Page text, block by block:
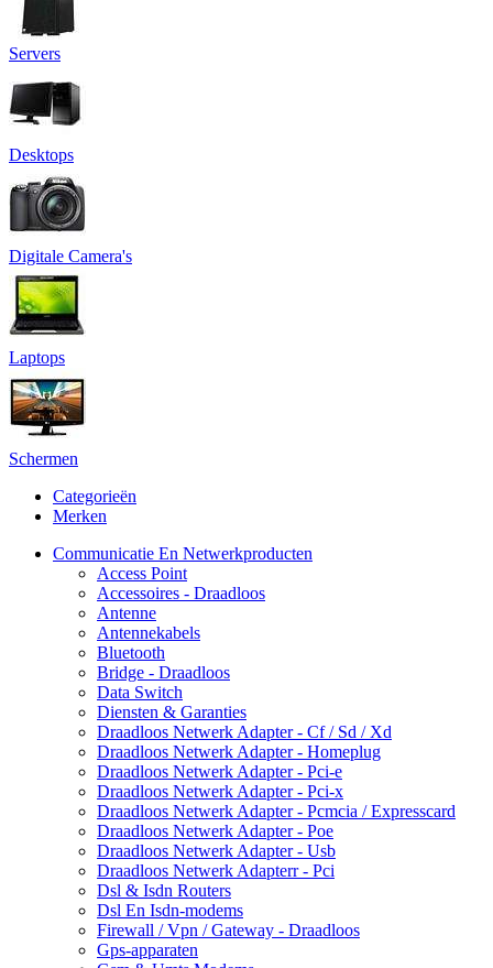
Servers
Desktops
Digitale Camera's
Laptops
Schermen
Categorieën
Merken
Communicatie En Netwerkproducten
Access Point
Accessoires - Draadloos
Antenne
Antennekabels
Bluetooth
Bridge - Draadloos
Data Switch
Diensten & Garanties
Draadloos Netwerk Adapter - Cf / Sd / Xd
Draadloos Netwerk Adapter - Homeplug
Draadloos Netwerk Adapter - Pci-e
Draadloos Netwerk Adapter - Pci-x
Draadloos Netwerk Adapter - Pcmcia / Expresscard
Draadloos Netwerk Adapter - Poe
Draadloos Netwerk Adapter - Usb
Draadloos Netwerk Adapterr - Pci
Dsl & Isdn Routers
Dsl En Isdn-modems
Firewall / Vpn / Gateway - Draadloos
Gps-apparaten